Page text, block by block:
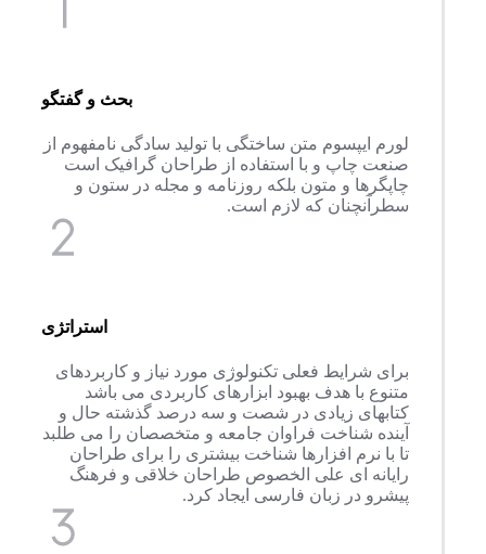
بحث و گفتگو
لورم ایپسوم متن ساختگی با تولید سادگی نامفهوم از
صنعت چاپ و با استفاده از طراحان گرافیک است
چاپگرها و متون بلکه روزنامه و مجله در ستون و
سطرآنچنان که لازم است.
استراتژی
برای شرایط فعلی تکنولوژی مورد نیاز و کاربردهای
متنوع با هدف بهبود ابزارهای کاربردی می باشد
کتابهای زیادی در شصت و سه درصد گذشته حال و
آینده شناخت فراوان جامعه و متخصصان را می طلبد
تا با نرم افزارها شناخت بیشتری را برای طراحان
رایانه ای علی الخصوص طراحان خلاقی و فرهنگ
پیشرو در زبان فارسی ایجاد کرد.